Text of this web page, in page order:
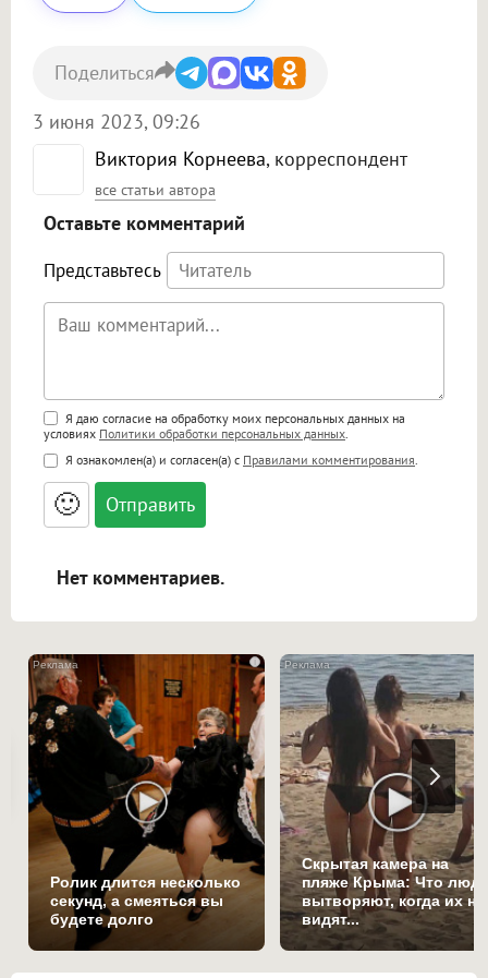
Виктория Корнеева, корреспондент
все статьи автора
3 июня 2023, 09:26
Поделиться
Оставьте комментарий
Представьтесь
Поддержка HTML
<b>, <strong>, <u>, <i>, <em>, <s>, <big>,
<small>, <sup>, <sub>, <pre>, <ul>, <ol>, <li>,
<blockquote>, <code> экранирует HTML,
адреса URL автоматически становятся
ссылками, и [img]адрес[/img] будет
Я даю согласие на обработку моих персональных данных на
условиях Политики обработки персональных данных.
Я ознакомлен(а) и согласен(а) с Правилами комментирования.
🙂
Нет комментариев.
i
Ролик длится несколько
секунд, а смеяться вы
будете долго
Скрытая камера на
пляже Крыма: Что
вытворяют, когда их не
видят...